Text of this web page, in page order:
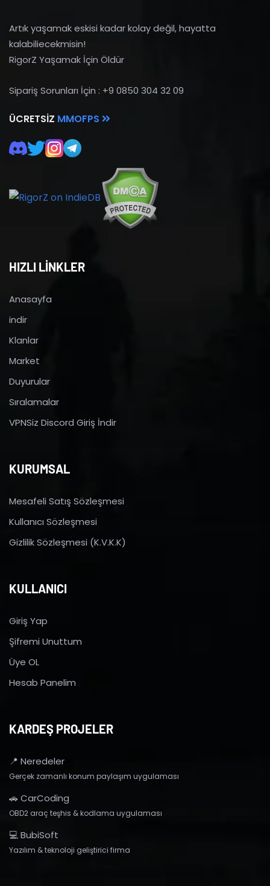
Artık yaşamak eskisi kadar kolay değil, hayatta
kalabiliecekmisin!
RigorZ Yaşamak İçin Öldür
Sipariş Sorunları İçin : +9 0850 304 32 09
ÜCRETSIZ MMOFPS
HIZLI LİNKLER
Anasayfa
indir
Klanlar
Market
Duyurular
Sıralamalar
VPNSiz Discord Giriş İndir
KURUMSAL
Mesafeli Satış Sözleşmesi
Kullanıcı Sözleşmesi
Gizlilik Sözleşmesi (K.V.K.K)
KULLANICI
Giriş Yap
Şifremi Unuttum
Üye OL
Hesab Panelim
KARDEŞ PROJELER
📍 Neredeler
Gerçek zamanlı konum paylaşım uygulaması
🚗 CarCoding
OBD2 araç teşhis & kodlama uygulaması
💻 BubiSoft
Yazılım & teknoloji geliştirici firma